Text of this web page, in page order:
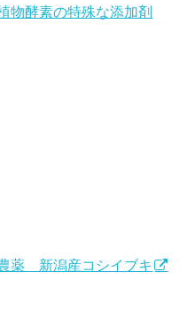
物酵素の特殊な添加剤
薬 新潟産コシイブキ